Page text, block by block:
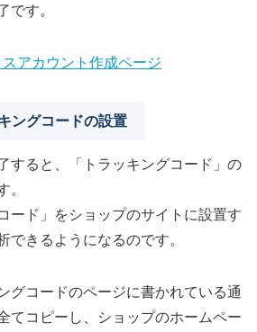
です。
アカウント作成ページ
ングコードの設置
すると、「トラッキングコード」の
ード」をショップのサイトに設置す
できるようになるのです。
グコードのページに書かれている通
てコピーし、ショップのホームペー